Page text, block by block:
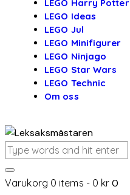
LEGO Harry Potter
LEGO Ideas
LEGO Jul
LEGO Minifigurer
LEGO Ninjago
LEGO Star Wars
LEGO Technic
Om oss
Varukorg 0 items - 0 kr 0